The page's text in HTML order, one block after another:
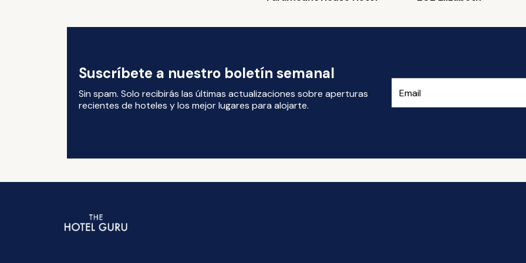
Suscríbete a nuestro boletín semanal
Sin spam. Solo recibirás las últimas actualizaciones sobre aperturas
recientes de hoteles y los mejor lugares para alojarte.